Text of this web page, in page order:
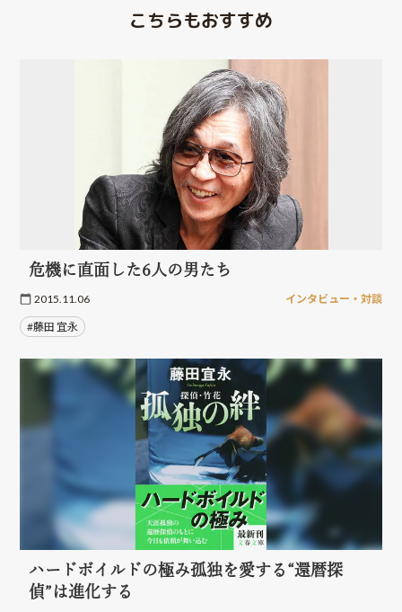
こちらもおすすめ
危機に直面した6人の男たち
2015.11.06 インタビュー・対談
#藤田 宜永
ハードボイルドの極み孤独を愛する“還暦探
偵”は進化する